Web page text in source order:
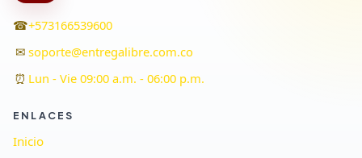
☎+573166539600
✉ soporte@entregalibre.com.co
⏰ Lun - Vie 09:00 a.m. - 06:00 p.m.
ENLACES
Inicio